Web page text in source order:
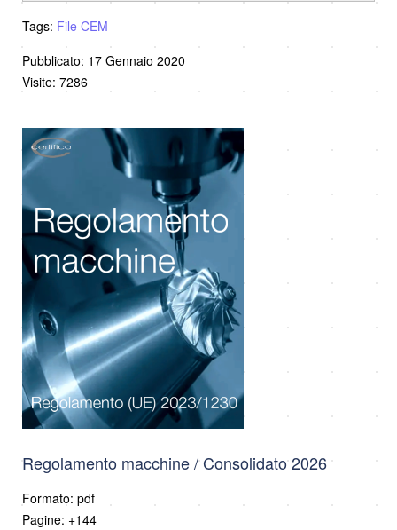
Tags: File CEM
Pubblicato: 17 Gennaio 2020
Visite: 7286
Regolamento macchine / Consolidato 2026
Formato: pdf
Pagine: +144